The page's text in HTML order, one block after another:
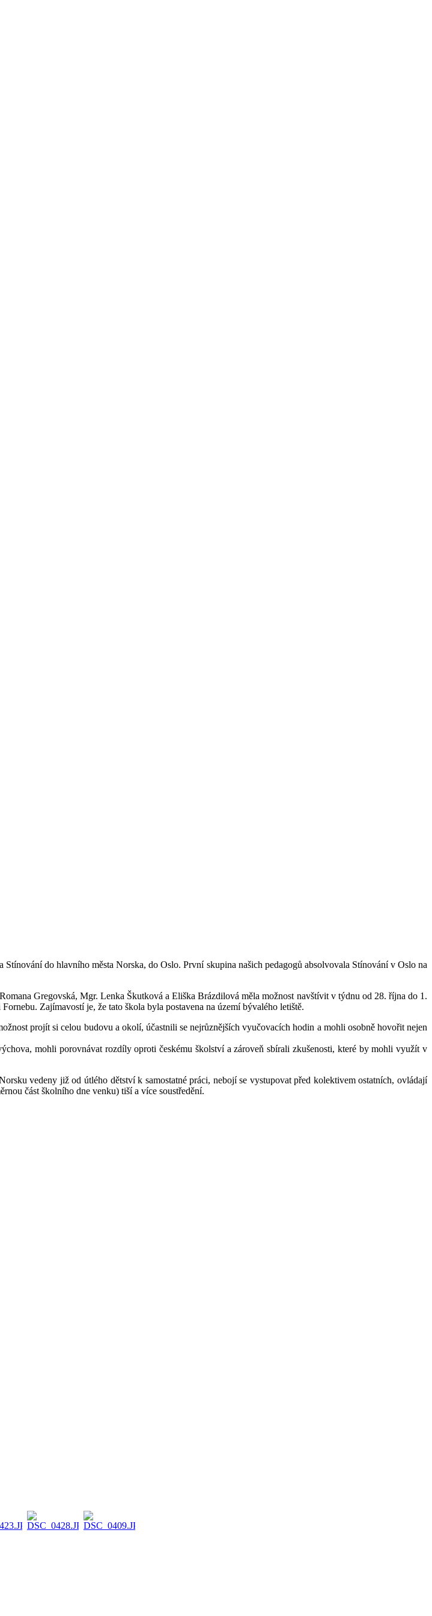
do hlavního města Norska, do Oslo. První skupina našich pedagogů absolvovala Stínování v Oslo na
Gregovská, Mgr. Lenka Škutková a Eliška Brázdilová měla možnost navštívit v týdnu od 28. října do 1.
Zajímavostí je, že tato škola byla postavena na území bývalého letiště.
projít si celou budovu a okolí, účastnili se nejrůznějších vyučovacích hodin a mohli osobně hovořit nejen
mohli porovnávat rozdíly oproti českému školství a zároveň sbírali zkušenosti, které by mohli využít v
vedeny již od útlého dětství k samostatné práci, nebojí se vystupovat před kolektivem ostatních, ovládají
část školního dne venku) tiší a více soustředění.